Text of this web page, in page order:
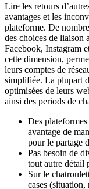
Lire les retours
avantages et les
plateforme. De
des choices de liaison
Facebook, Instagram
cette dimension,
leurs comptes de
simplifiée. La plupart
optimisées de leurs
ainsi des periods de
Des
avantage de
pour le partage
Pas besoin de
tout autre détail
Sur le
cases